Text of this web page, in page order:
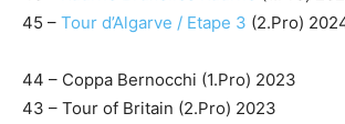
45 – Tour d’Algarve / Etape 3 (2.Pro)
44 – Coppa Bernocchi (1.Pro) 2023
43 – Tour of Britain (2.Pro) 2023